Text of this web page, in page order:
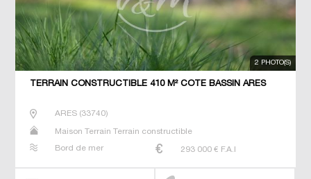
2 PHOTO(S)
TERRAIN CONSTRUCTIBLE 410 M² COTE BASSIN ARES
ARES(33740)
Maison Terrain Terrain constructible
Bord de mer 293 000 € F.A.I